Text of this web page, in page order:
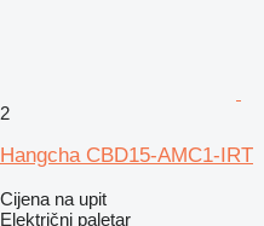
2
Hangcha CBD15-AMC1-IRT
Cijena na upit
Električni paletar